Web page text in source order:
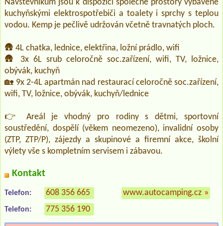
Návštěvníkům jsou k dispozici společné prostory vybavené
kuchyňskými elektrospotřebiči a toalety i sprchy s teplou
vodou. Kemp je pečlivě udržován včetně travnatých ploch.
🛖 4L chatka, lednice, elektřina, ložní prádlo, wifi
🛖 3x 6L srub celoročně soc.zařízení, wifi, TV, ložnice,
obývák, kuchyň
🏡 9x 2-4L apartmán nad restaurací celoročně soc.zařízení,
wifi, TV, ložnice, obývák, kuchyň/lednice
👉 Areál je vhodný pro rodiny s dětmi, sportovní
soustředění, dospělí (věkem neomezeno), invalidní osoby
(ZTP, ZTP/P), zájezdy a skupinové a firemní akce, školní
výlety vše s kompletním servisem i zábavou.
Kontakt
Telefon: 608 356 665
Telefon: 775 356 190
www.autocamping.cz »